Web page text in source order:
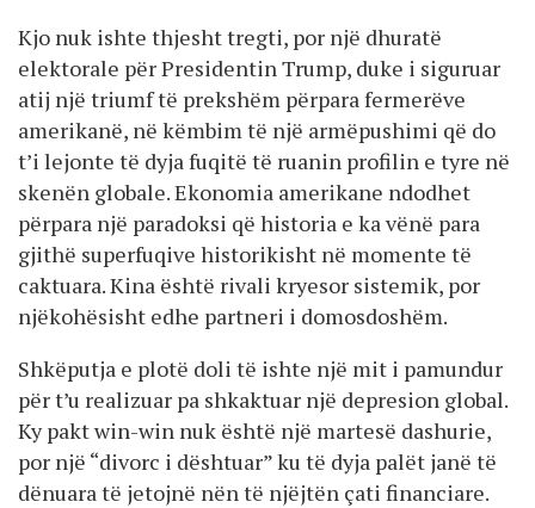
Kjo nuk ishte thjesht tregti, por një dhuratë
elektorale për Presidentin Trump, duke i siguruar
atij një triumf të prekshëm përpara fermerëve
amerikanë, në këmbim të një armëpushimi që do
t’i lejonte të dyja fuqitë të ruanin profilin e tyre në
skenën globale. Ekonomia amerikane ndodhet
përpara një paradoksi që historia e ka vënë para
gjithë superfuqive historikisht në momente të
caktuara. Kina është rivali kryesor sistemik, por
njëkohësisht edhe partneri i domosdoshëm.
Shkëputja e plotë doli të ishte një mit i pamundur
për t’u realizuar pa shkaktuar një depresion global.
Ky pakt win-win nuk është një martesë dashurie,
por një “divorc i dështuar” ku të dyja palët janë të
dënuara të jetojnë nën të njëjtën çati financiare.